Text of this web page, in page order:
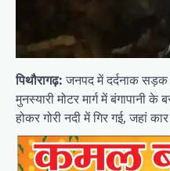
पिथौरागढ़:जनपद में दर्दनाक सड़क
मुनस्यारी मोटर मार्ग में बंगापानी
होकर गोरी नदी में गिर गई, जहां